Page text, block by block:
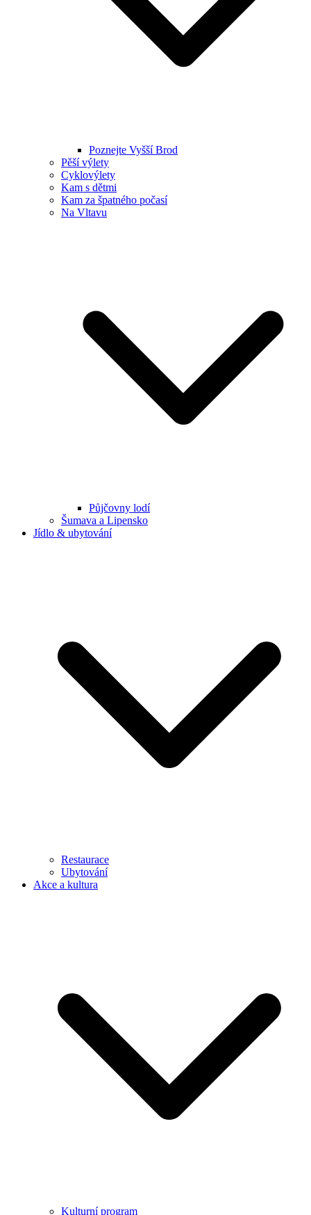
Poznejte Vyšší Brod
Pěší výlety
Cyklovýlety
Kam s dětmi
Kam za špatného počasí
Na Vltavu
Půjčovny lodí
Šumava a Lipensko
Jídlo & ubytování
Restaurace
Ubytování
Akce a kultura
Kulturní program